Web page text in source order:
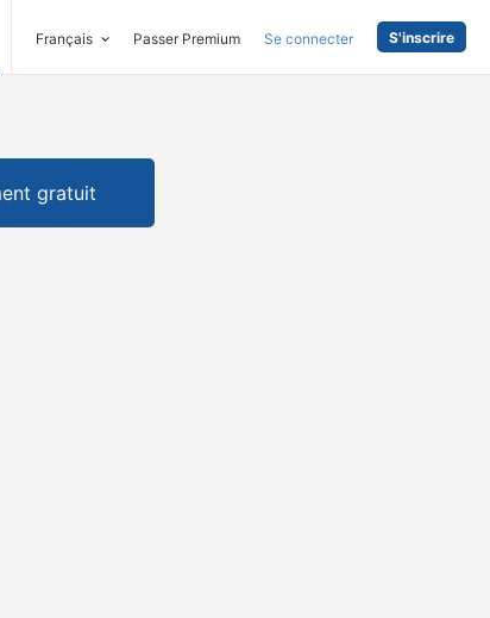
Français Passer Premium Se connecter S'inscrire
gratuit